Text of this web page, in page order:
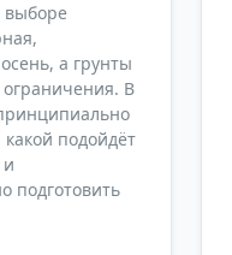
выборе
а грунты
В
подойдёт
подготовить